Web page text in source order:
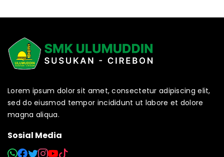
Lorem ipsum dolor sit amet, consectetur adipiscing elit,
sed do eiusmod tempor incididunt ut labore et dolore
magna aliqua.
Sosial Media